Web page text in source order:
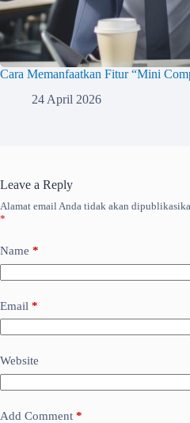
Cara Memanfaatkan Fitur “Mini
24 April 2026
Leave a Reply
Alamat email Anda tidak akan
*
Name *
Email *
Website
Add Comment *